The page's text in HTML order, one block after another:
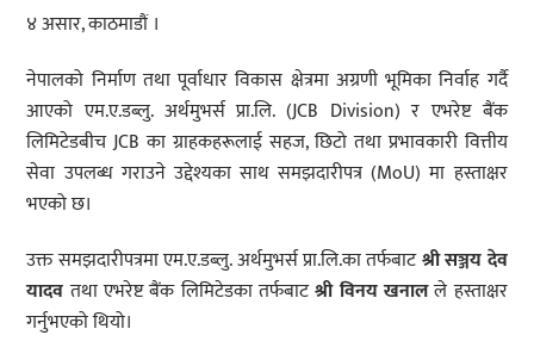
४ असार, काठमाडौं ।
नेपालको निर्माण तथा पूर्वाधार विकास क्षेत्रमा अग्रणी भूमिका निर्वाह गर्दै
आएको एम.ए.डब्लु. अर्थमुभर्स प्रा.लि. (JCB Division) र एभरेष्ट बैंक
लिमिटेडबीच JCB का ग्राहकहरूलाई सहज, छिटो तथा प्रभावकारी वित्तीय
सेवा उपलब्ध गराउने उद्देश्यका साथ समझदारीपत्र (MoU) मा हस्ताक्षर
भएको छ।
उक्त समझदारीपत्रमा एम.ए.डब्लु. अर्थमुभर्स प्रा.लि.का तर्फबाटश्रीसञ्जयदेव
यादवतथा एभरेष्ट बैंक लिमिटेडका तर्फबाटश्रीविनयखनालले हस्ताक्षर
गर्नुभएको थियो।